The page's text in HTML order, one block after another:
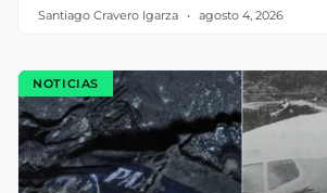
Santiago Cravero Igarza agosto 4, 2026
NOTICIAS